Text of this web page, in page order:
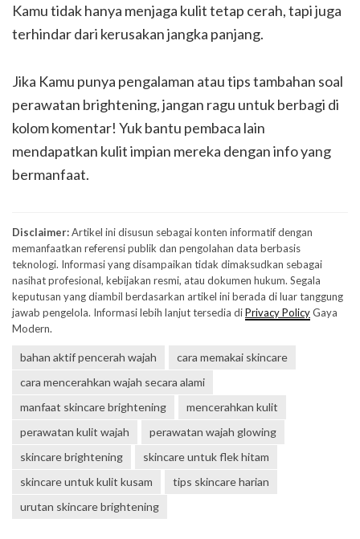
Kamu tidak hanya menjaga kulit tetap cerah, tapi juga
terhindar dari kerusakan jangka panjang.
Jika Kamu punya pengalaman atau tips tambahan soal
perawatan brightening, jangan ragu untuk berbagi di
kolom komentar! Yuk bantu pembaca lain
mendapatkan kulit impian mereka dengan info yang
bermanfaat.
Disclaimer:Artikel ini disusun sebagai konten informatif dengan
memanfaatkan referensi publik dan pengolahan data berbasis
teknologi. Informasi yang disampaikan tidak dimaksudkan sebagai
nasihat profesional, kebijakan resmi, atau dokumen hukum. Segala
keputusan yang diambil berdasarkan artikel ini berada di luar tanggung
jawab pengelola. Informasi lebih lanjut tersedia diPrivacy PolicyGaya
Modern.
bahan aktif pencerah wajah
cara memakai skincare
cara mencerahkan wajah secara alami
manfaat skincare brightening
mencerahkan kulit
perawatan kulit wajah
perawatan wajah glowing
skincare brightening
skincare untuk flek hitam
skincare untuk kulit kusam
tips skincare harian
urutan skincare brightening